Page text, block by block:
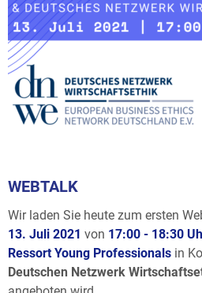
WEBTALK
Wir laden Sie heute zum ersten
13. Juli 2021 von 17:00 - 18:30
Ressort Young Professionals in
Deutschen Netzwerk